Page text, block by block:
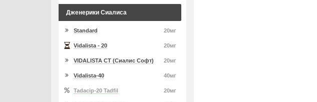
Дженерики Сиалиса
20мг
Standard
20мг
Vidalista - 20
20мг
VIDALISTA CT (Сиалис Софт)
40мг
Vidalista-40
20мг
Tadacip-20 Tadfil